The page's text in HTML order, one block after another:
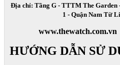
Địa chỉ: Tầng G - TTTM The
1 - Quận Nam Từ
HƯỚNG DẪN SỬ